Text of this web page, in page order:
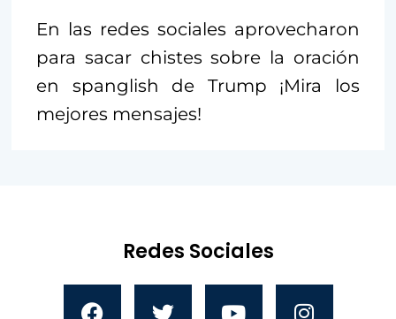
En las redes sociales aprovecharon
para sacar chistes sobre la oración
en spanglish de Trump ¡Mira los
mejores mensajes!
Redes Sociales